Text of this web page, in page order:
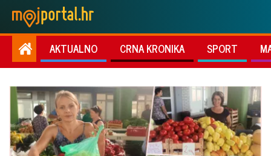
AKTUALNO CRNA KRONIKA SPORT